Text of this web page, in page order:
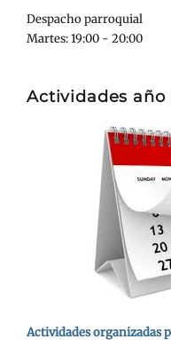
Despacho parroquial
Martes: 19:00 - 20:00
Actividades año
Actividades organizadas